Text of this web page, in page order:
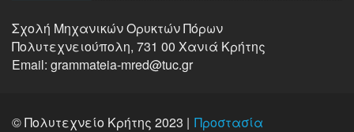
Σχολή Μηχανικών Oρυκτών Πόρων
Πολυτεχνειούπολη, 731 00 Χανιά Κρήτης
Email: grammateia-mred@tuc.gr
© Πολυτεχνείο Κρήτης 2023 | Προστασία